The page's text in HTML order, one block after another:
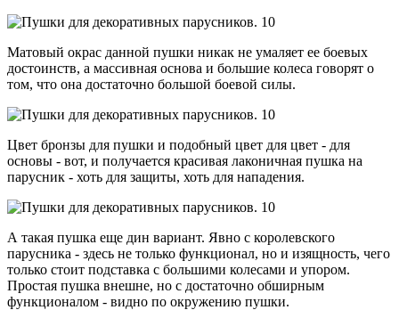
Матовый окрас данной пушки никак не умаляет ее боевых
достоинств, а массивная основа и большие колеса говорят о
том, что она достаточно большой боевой силы.
Цвет бронзы для пушки и подобный цвет для цвет - для
основы - вот, и получается красивая лаконичная пушка на
парусник - хоть для защиты, хоть для нападения.
А такая пушка еще дин вариант. Явно с королевского
парусника - здесь не только функционал, но и изящность, чего
только стоит подставка с большими колесами и упором.
Простая пушка внешне, но с достаточно обширным
функционалом - видно по окружению пушки.